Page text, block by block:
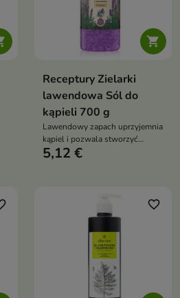

Receptury Zielarki
lawendowa Sól do
kąpieli 700 g
Lawendowy zapach uprzyjemnia
kąpiel i pozwala stworzyć
domowe SPA.
5,12 €
favorite_border